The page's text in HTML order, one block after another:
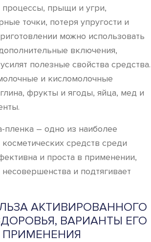
процессы, прыщи и угри,
точки, потеря упругости и
можно использовать
включения,
полезные свойства средства.
и кисломолочные
фрукты и ягоды, яйца, мед и
– одно из наиболее
средств среди
и проста в применении,
и подтягивает
АКТИВИРОВАННОГО
ВАРИАНТЫ ЕГО
ПРИМЕНЕНИЯ